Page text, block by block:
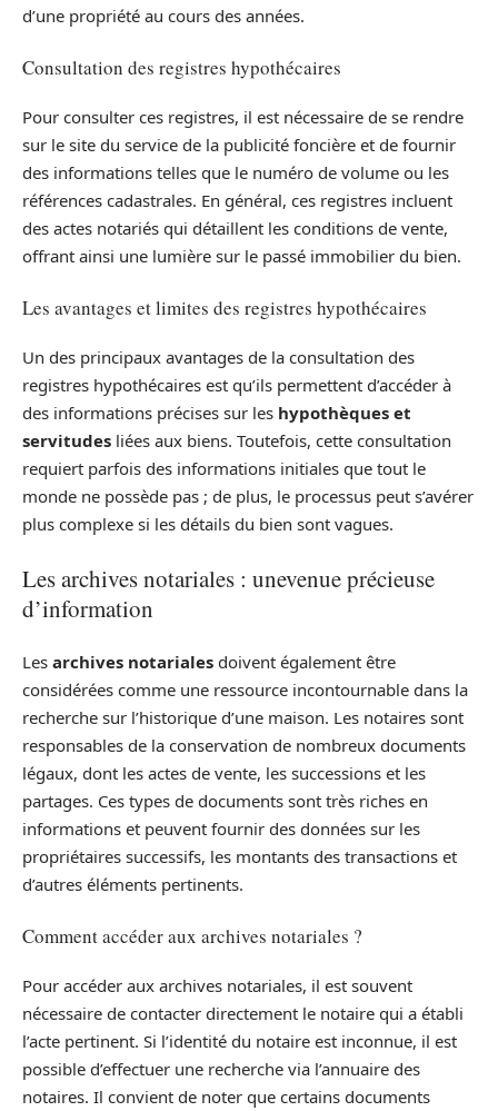
d’une propriété au cours des années.
Consultation des registres hypothécaires
Pour consulter ces registres, il est nécessaire de se rendre
sur le site du service de la publicité foncière et de fournir
des informations telles que le numéro de volume ou les
références cadastrales. En général, ces registres incluent
des actes notariés qui détaillent les conditions de vente,
offrant ainsi une lumière sur le passé immobilier du bien.
Les avantages et limites des registres hypothécaires
Un des principaux avantages de la consultation des
registres hypothécaires est qu’ils permettent d’accéder à
des informations précises sur les hypothèques et
servitudes liées aux biens. Toutefois, cette consultation
requiert parfois des informations initiales que tout le
monde ne possède pas ; de plus, le processus peut s’avérer
plus complexe si les détails du bien sont vagues.
Les archives notariales : unevenue précieuse
d’information
Les archives notariales doivent également être
considérées comme une ressource incontournable dans la
recherche sur l’historique d’une maison. Les notaires sont
responsables de la conservation de nombreux documents
légaux, dont les actes de vente, les successions et les
partages. Ces types de documents sont très riches en
informations et peuvent fournir des données sur les
propriétaires successifs, les montants des transactions et
d’autres éléments pertinents.
Comment accéder aux archives notariales ?
Pour accéder aux archives notariales, il est souvent
nécessaire de contacter directement le notaire qui a établi
l’acte pertinent. Si l’identité du notaire est inconnue, il est
possible d’effectuer une recherche via l’annuaire des
notaires. Il convient de noter que certains documents